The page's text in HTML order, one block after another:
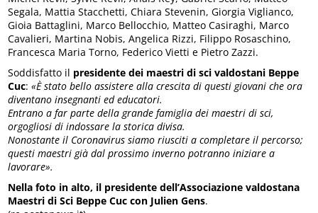
Segala, Mattia Stacchetti, Chiara Stevenin, Giorgia Viglianco,
Gioia Battaglini, Marco Bellocchio, Matteo Casiraghi, Marco
Cavalieri, Martina Nobis, Angelica Rizzi, Filippo Rosaschino,
Francesca Maria Torno, Federico Vietti e Pietro Zazzi.
Soddisfatto il presidente dei maestri di sci valdostani Beppe
Cuc: «È stato bello assistere alla crescita di questi giovani che ora
diventano insegnanti ed educatori.
Entrano a far parte della grande famiglia dei maestri di sci,
orgogliosi di indossare la storica divisa.
Nonostante il Coronavirus siamo riusciti a completare il percorso;
questi maestri già dal prossimo inverno potranno iniziare a
lavorare».
Nella foto in alto, il presidente dell’Associazione valdostana
Maestri di Sci Beppe Cuc con Julien Gens.